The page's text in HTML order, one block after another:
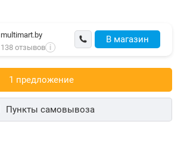
В магазин
multimart.by
138 отзывов i
1 предложениe
Пункты самовывоза